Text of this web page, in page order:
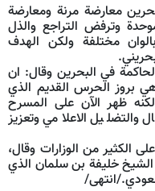
معارضة مرنة ومعارضة
وترفض التراجع والذل
مختلفة ولكن الهدف
في البحرين وقال: ان
بروز الحرس القديم الذي
ظهر الآن على المسرح
والتضليل الاعلامي وتعزيز
الكثير من الوزارات وقال،
خليفة بن سلمان الذي
انتهى/